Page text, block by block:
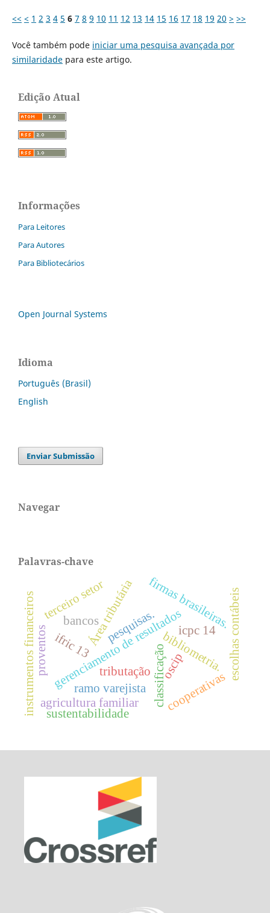
<< < 1 2 3 4 5 6 7 8 9 10 11 12 13 14 15 16 17 18 19 20 > >>
Você também pode iniciar uma pesquisa avançada por
similaridadepara este artigo.
Edição Atual
Informações
Para Leitores
Para Autores
Para Bibliotecários
Open Journal Systems
Idioma
Português (Brasil)
English
Enviar Submissão
Navegar
Palavras-chave
classificação
Área tributária
tributação
gerenciamento de resultados
firmas brasileiras.
agricultura familiar
bibliometria.
bancos
instrumentos financeiros pesquisas.
terceiro setor
oscip
sustentabilidade
ramo varejista
ifric 13 escolhas contábeis
icpc 14
cooperativas
proventos